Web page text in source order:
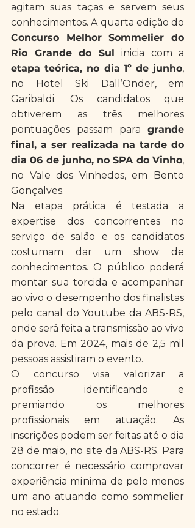
agitam suas taças e servem seus
Concurso Melhor Sommelier do
Rio Grande do Sul
etapa teórica, no dia 1º de junho,
no Hotel Ski Dall’Onder, em
Garibaldi. Os candidatos que
obtiverem as três melhores
pontuações passam para grande
final, a ser realizada na tarde do
dia 06 de junho, no SPA do Vinho,
no Vale dos Vinhedos, em Bento
Gonçalves.
Na etapa prática é testada a
expertise dos concorrentes no
serviço de salão e os candidatos
costumam dar um show de
conhecimentos. O público poderá
montar sua torcida e acompanhar
ao vivo o desempenho dos finalistas
pelo canal do Youtube da ABS-RS,
onde será feita a transmissão ao vivo
da prova. Em 2024, mais de 2,5 mil
pessoas assistiram o evento.
O concurso visa valorizar a
profissão identificando e
premiando os melhores
profissionais em atuação. As
inscrições podem ser feitas até o dia
28 de maio, no site da ABS-RS. Para
concorrer é necessário comprovar
experiência mínima de pelo menos
um ano atuando como sommelier
no estado.